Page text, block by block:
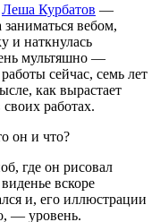
Леша Курбатов —
вебом,
и наткнулась
мультяшно —
сейчас, семь лет
как вырастает
работах.
он и что?
где он рисовал
вскоре
и, его иллюстрации
— уровень.